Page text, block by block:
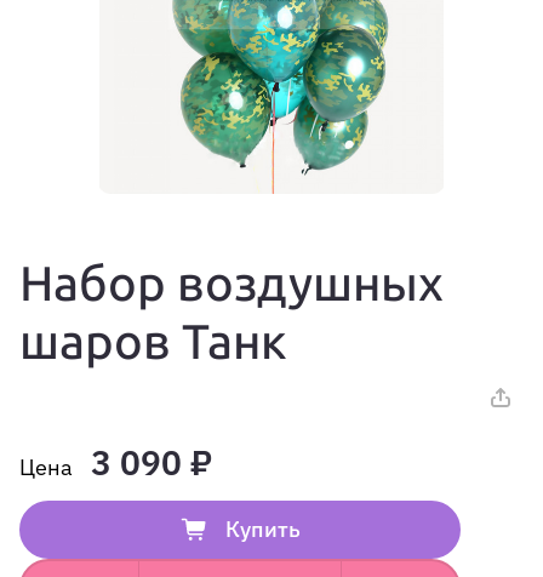
Набор воздушных
шаров Танк
3 090 ₽
Купить